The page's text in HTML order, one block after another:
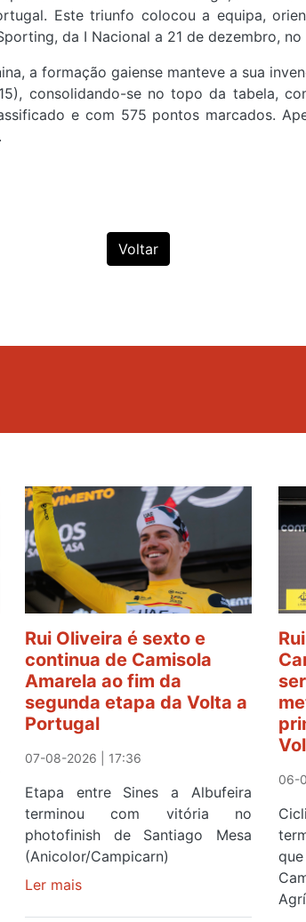
Este triunfo colocou a equipa,
da I Nacional a 21 de dezembro, no
a formação gaiense manteve a sua
consolidando-se no topo da tabela,
e com 575 pontos marcados.
Voltar
Rui Oliveira é sexto e
continua de Camisola
Amarela ao fim da
segunda etapa da Volta a
Portugal
07-08-2026 | 17:36
Etapa entre Sines a Albufeira
terminou com vitória no
photofinish de Santiago Mesa
(Anicolor/Campicarn)
Ler maissobre
06-